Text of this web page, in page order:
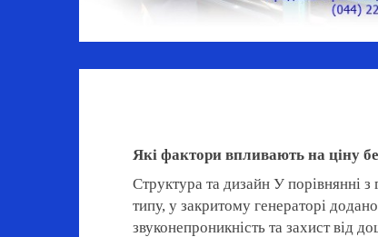
Які фактори впливають на ціну
Структура та дизайн У порівнянні
типу, у закритому генераторі
звуконепроникність та захист від